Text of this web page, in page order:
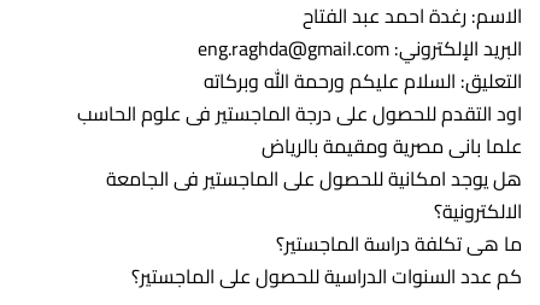
الاسم: رغدة احمد عبد الفتاح
البريد الإلكتروني:eng.raghda@gmail.com
التعليق: السلام عليكم ورحمة الله وبركاته
اود التقدم للحصول على درجة الماجستير فى علوم الحاسب
علما بانى مصرية ومقيمة بالرياض
هل يوجد امكانية للحصول على الماجستير فى الجامعة
الالكترونية؟
ما هى تكلفة دراسة الماجستير؟
كم عدد السنوات الدراسية للحصول على الماجستير؟